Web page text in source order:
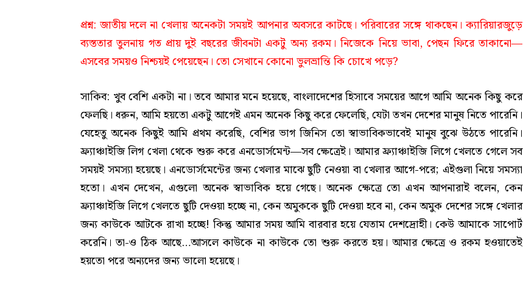
প্রশ্ন: জাতীয় দলে না খেলায় অনেকটা সময়ই আপনার অবসরে কাটছে। পরিবারের সঙ্গে থাকছেন। ক্যারিয়ারজুড়ে
ব্যস্ততার তুলনায় গত প্রায় দুই বছরের জীবনটা একটু অন্য রকম। নিজেকে নিয়ে ভাবা, পেছন ফিরে তাকানো—
এসবের সময়ও নিশ্চয়ই পেয়েছেন। তো সেখানে কোনো ভুলভ্রান্তি কি চোখে পড়ে?
সাকিব: খুব বেশি একটা না। তবে আমার মনে হয়েছে, বাংলাদেশের হিসাবে সময়ের আগে আমি অনেক কিছু করে
ফেলছি। ধরুন, আমি হয়তো একটু আগেই এমন অনেক কিছু করে ফেলেছি, যেটা তখন দেশের মানুষ নিতে পারেনি।
যেহেতু অনেক কিছুই আমি প্রথম করেছি, বেশির ভাগ জিনিস তো স্বাভাবিকভাবেই মানুষ বুঝে উঠতে পারেনি।
ফ্র্যাঞ্চাইজি লিগ খেলা থেকে শুরু করে এনডোর্সমেন্ট—সব ক্ষেত্রেই। আমার ফ্র্যাঞ্চাইজি লিগে খেলতে গেলে সব
সময়ই সমস্যা হয়েছে। এনডোর্সমেন্টের জন্য খেলার মাঝে ছুটি নেওয়া বা খেলার আগে-পরে; এইগুলা নিয়ে সমস্যা
হতো। এখন দেখেন, এগুলো অনেক স্বাভাবিক হয়ে গেছে। অনেক ক্ষেত্রে তো এখন আপনারাই বলেন, কেন
ফ্র্যাঞ্চাইজি লিগে খেলতে ছুটি দেওয়া হচ্ছে না, কেন অমুককে ছুটি দেওয়া হবে না, কেন অমুক দেশের সঙ্গে খেলার
জন্য কাউকে আটকে রাখা হচ্ছে! কিন্তু আমার সময় আমি বারবার হয়ে যেতাম দেশদ্রোহী। কেউ আমাকে সাপোর্ট
করেনি। তা-ও ঠিক আছে…আসলে কাউকে না কাউকে তো শুরু করতে হয়। আমার ক্ষেত্রে ও রকম হওয়াতেই
হয়তো পরে অন্যদের জন্য ভালো হয়েছে।